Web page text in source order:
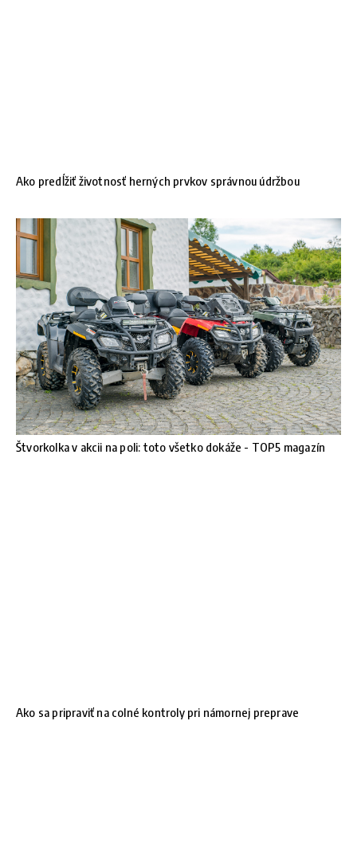
Ako predĺžiť životnosť herných prvkov správnou údržbou
Štvorkolka v akcii na poli: toto všetko dokáže - TOP5 magazín
Ako sa pripraviť na colné kontroly pri námornej preprave